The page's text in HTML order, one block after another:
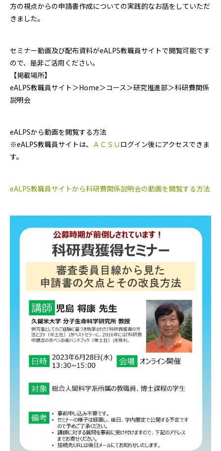
方の視点からの申請書作成についての実践的なお話をしていただ
きました。
セミナー動画及び配布資料がeALPS教職員サイトで閲覧可能です
ので、是非ご活用ください。
【掲載場所】
eALPS教職員サイト＞Home＞コース＞研究推進部＞科研費関係
説明会
eALPSから動画を閲覧する方法
※eALPS教職員サイトは、 ＡＣＳＵログイン後にアクセスできま
す。
eALPS教職員サイトから科研費関係説明会の動画を閲覧する方法